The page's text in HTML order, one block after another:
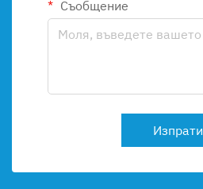
Съобщение
Изпрати